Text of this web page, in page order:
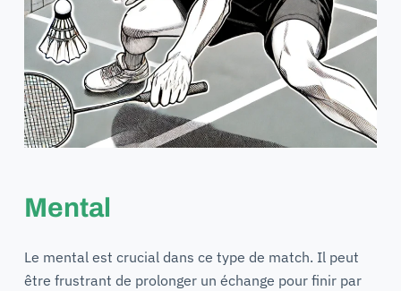
Mental
Le mental est crucial dans ce type de match. Il peut
être frustrant de prolonger un échange pour finir par